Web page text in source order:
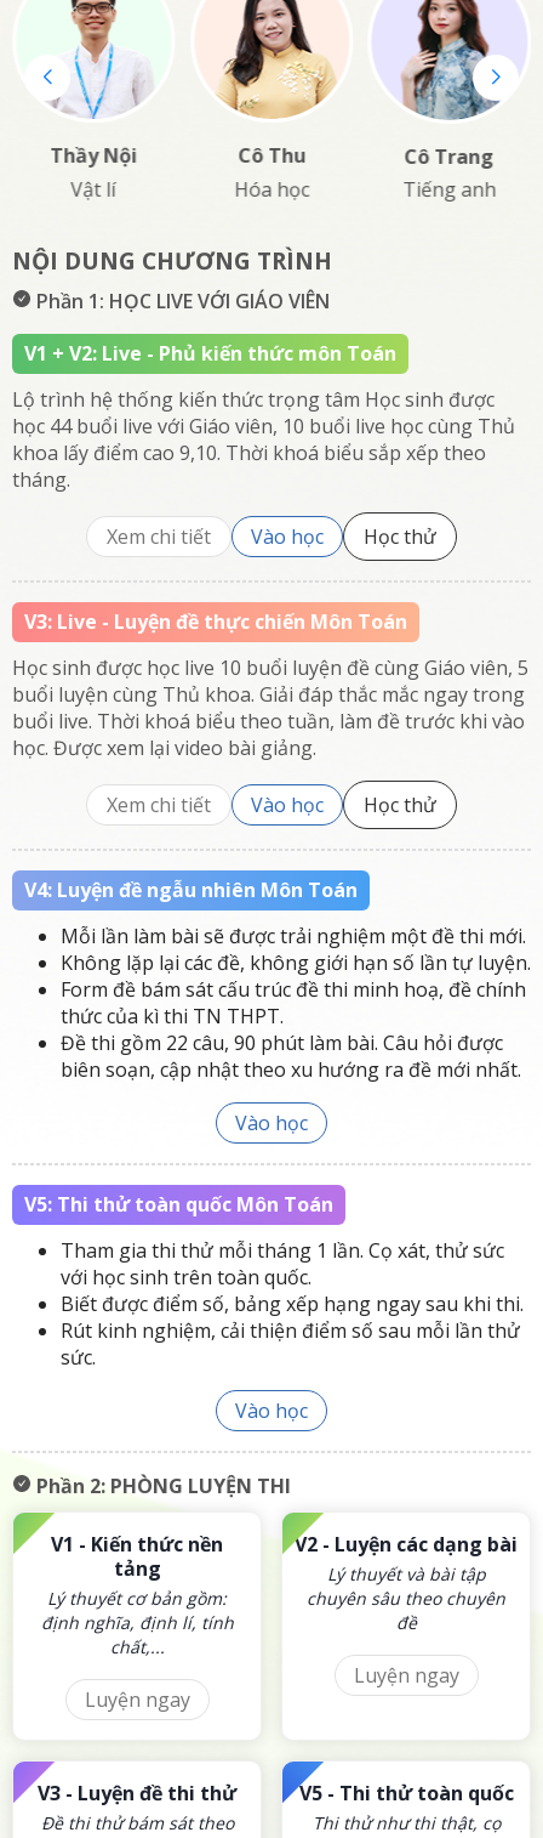
Thầy Nội
Vật lí
Cô Thu
Hóa học
Cô Trang
Tiếng anh
NỘI DUNG CHƯƠNG TRÌNH
Phần 1: HỌC LIVE VỚI GIÁO VIÊN
V1 + V2: Live - Phủ kiến thức môn Toán
Lộ trình hệ thống kiến thức trọng tâm Học sinh được
học 44 buổi live với Giáo viên, 10 buổi live học cùng Thủ
khoa lấy điểm cao 9,10. Thời khoá biểu sắp xếp theo
tháng.
Xem chi tiết Vào học Học thử
V3: Live - Luyện đề thực chiến Môn Toán
Học sinh được học live 10 buổi luyện đề cùng Giáo viên, 5
buổi luyện cùng Thủ khoa. Giải đáp thắc mắc ngay trong
buổi live. Thời khoá biểu theo tuần, làm đề trước khi vào
học. Được xem lại video bài giảng.
Xem chi tiết Vào học Học thử
V4: Luyện đề ngẫu nhiên Môn Toán
Mỗi lần làm bài sẽ được trải nghiệm một đề thi mới.
Không lặp lại các đề, không giới hạn số lần tự luyện.
Form đề bám sát cấu trúc đề thi minh hoạ, đề chính
thức của kì thi TN THPT.
Đề thi gồm 22 câu, 90 phút làm bài. Câu hỏi được
biên soạn, cập nhật theo xu hướng ra đề mới nhất.
Vào học
V5: Thi thử toàn quốc Môn Toán
Tham gia thi thử mỗi tháng 1 lần. Cọ xát, thử sức
với học sinh trên toàn quốc.
Biết được điểm số, bảng xếp hạng ngay sau khi thi.
Rút kinh nghiệm, cải thiện điểm số sau mỗi lần thử
sức.
Vào học
Phần 2: PHÒNG LUYỆN THI
V1 - Kiến thức nền
tảng
Lý thuyết cơ bản gồm:
định nghĩa, định lí, tính
chất,...
Luyện ngay
V2 - Luyện các dạng bài
Lý thuyết và bài tập
chuyên sâu theo chuyên
đề
Luyện ngay
V3 - Luyện đề thi thử
Đề thi thử bám sát theo
V5 - Thi thử toàn quốc
Thi thử như thi thật, cọ